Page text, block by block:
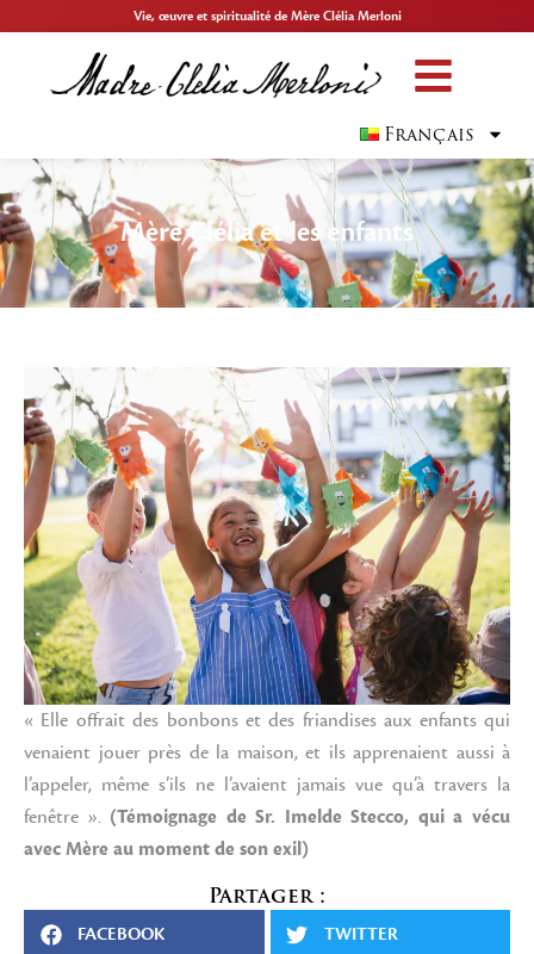
Vie, œuvre et spiritualité de Mère Clélia Merloni
Français
Mère Clélia et les enfants
« Elle offrait des bonbons et des friandises aux enfants qui
venaient jouer près de la maison, et ils apprenaient aussi à
l’appeler, même s’ils ne l’avaient jamais vue qu’à travers la
fenêtre ». (Témoignage de Sr. Imelde Stecco, qui a vécu
avec Mère au moment de son exil)
Partager :
FACEBOOK TWITTER